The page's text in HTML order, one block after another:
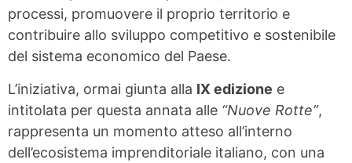
processi, promuovere il proprio territorio e
contribuire allo sviluppo competitivo e sostenibile
del sistema economico del Paese.
L’iniziativa, ormai giunta alla IX edizione e
intitolata per questa annata alle “Nuove Rotte”,
rappresenta un momento atteso all’interno
dell’ecosistema imprenditoriale italiano, con una